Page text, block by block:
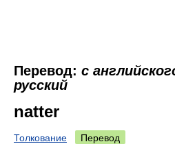
Перевод: с
русский
natter
Толкование Перевод